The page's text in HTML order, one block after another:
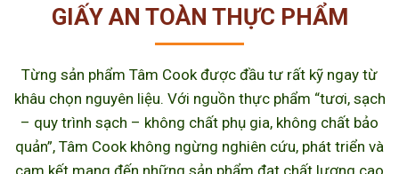
GIẤY AN TOÀN THỰC PHẨM
Từng sản phẩm Tâm Cook được đầu tư rất kỹ ngay từ
khâu chọn nguyên liệu. Với nguồn thực phẩm “tươi, sạch
– quy trình sạch – không chất phụ gia, không chất bảo
quản”, Tâm Cook không ngừng nghiên cứu, phát triển và